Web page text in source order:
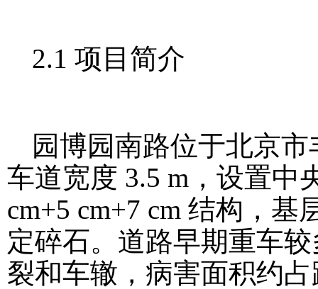
2.1 项目简介
园博园南路位于北京
车道宽度 3.5 m，设置中
cm+5 cm+7 cm 结构，基
定碎石。道路早期重车
裂和车辙，病害面积约